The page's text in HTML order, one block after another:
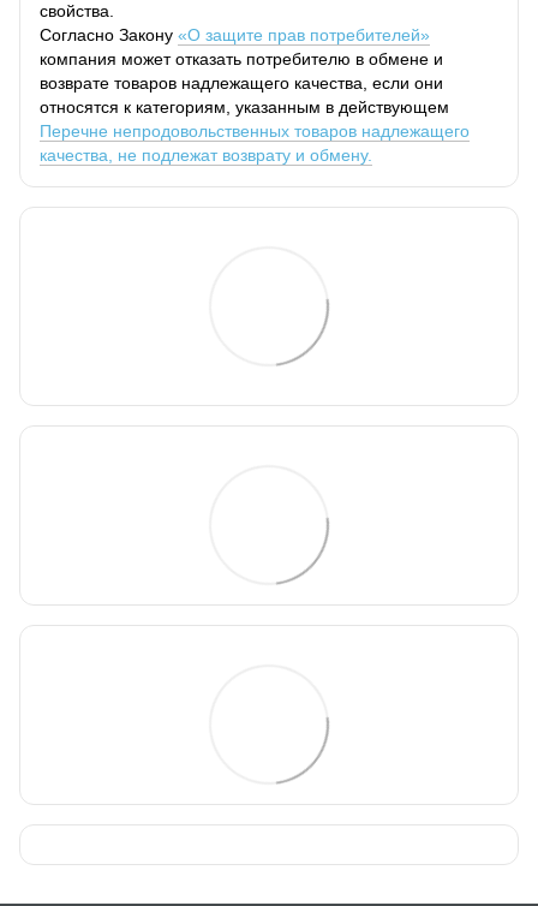
свойства.
Согласно Закону «О защите прав потребителей»
компания может отказать потребителю в обмене и
возврате товаров надлежащего качества, если они
относятся к категориям, указанным в действующем
Перечне непродовольственных товаров надлежащего
качества, не подлежат возврату и обмену.